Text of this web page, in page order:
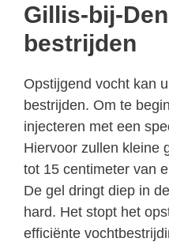
Gillis-bij-
bestrijden
Opstijgend vocht kan
bestrijden. Om te
injecteren met een
Hiervoor zullen kleine
tot 15 centimeter van
De gel dringt diep in
hard. Het stopt het
efficiënte